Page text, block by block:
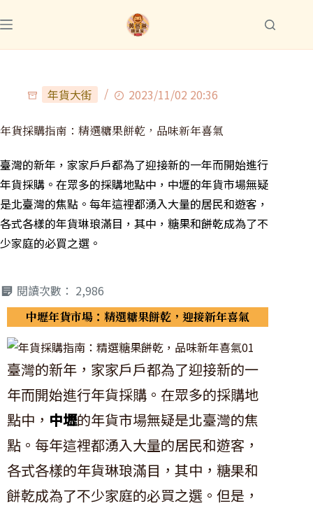
年貨大街 2023/11/02 20:36
年貨採購指南：精選糖果餅乾，品味新年喜氣
臺灣的新年，家家戶戶都為了迎接新的一年而開始進行
年貨採購。在眾多的採購地點中，中壢的年貨市場無疑
是北臺灣的焦點。每年這裡都湧入大量的居民和遊客，
各式各樣的年貨琳琅滿目，其中，糖果和餅乾成為了不
少家庭的必買之選。
閱讀次數： 2,986
中壢年貨市場：精選糖果餅乾，迎接新年喜氣
臺灣的新年，家家戶戶都為了迎接新的一
年而開始進行年貨採購。在眾多的採購地
點中， 中壢的年貨市場無疑是北臺灣的焦
點。每年這裡都湧入大量的居民和遊客，
各式各樣的年貨琳琅滿目，其中，糖果和
餅乾成為了不少家庭的必買之選。但是，